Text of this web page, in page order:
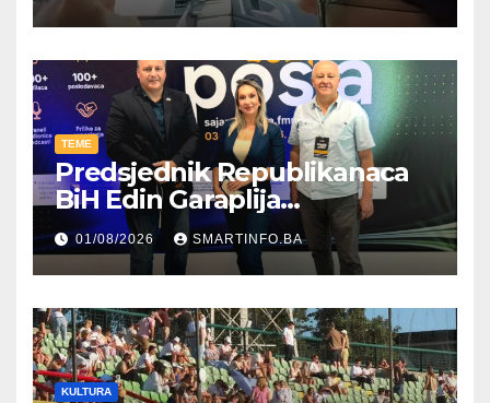
TEME
Predsjednik Republikanaca
BiH Edin Garaplija
prisustvovao prezentaciji
Federalnog sajma
zapošljavanja
01/08/2026 SMARTINFO.BA
KULTURA